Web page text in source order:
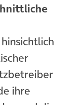
ihre